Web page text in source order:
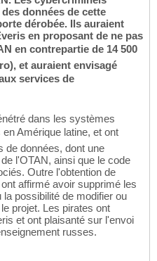
données de cette
dérobée. Ils auraient
en proposant de ne pas
en contrepartie de 14 500
et auraient envisagé
services de
dans les systèmes
en Amérique latine, et ont
de données, dont une
l'OTAN, ainsi que le code
Outre l'obtention de
affirmé avoir supprimé les
possibilité de modifier ou
projet. Les pirates ont
et ont plaisanté sur l'envoi
russes.